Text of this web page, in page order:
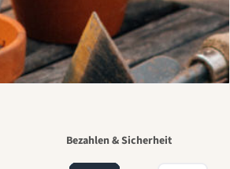
Bezahlen & Sicherheit